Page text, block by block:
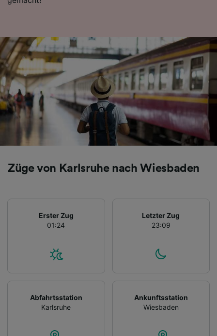
Züge von Karlsruhe nach Wiesbaden
Erster Zug
01:24
Letzter Zug
23:09
Abfahrtsstation
Karlsruhe
Ankunftsstation
Wiesbaden
aktiv abfragen. Speichern von oder Zugriff auf
Informationen auf einem Endgerät.
Personalisierte Werbung und Inhalte, Messung
von Werbeleistung und der Performance von
Inhalten, Zielgruppenforschung sowie
Entwicklung und Verbesserung von
Angeboten.
Liste der Partner (Lieferanten)